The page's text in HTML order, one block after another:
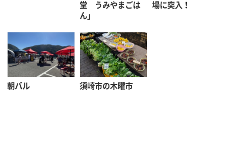
堂 うみやまごは
ん」
場に突入！
朝バル 須崎市の木曜市